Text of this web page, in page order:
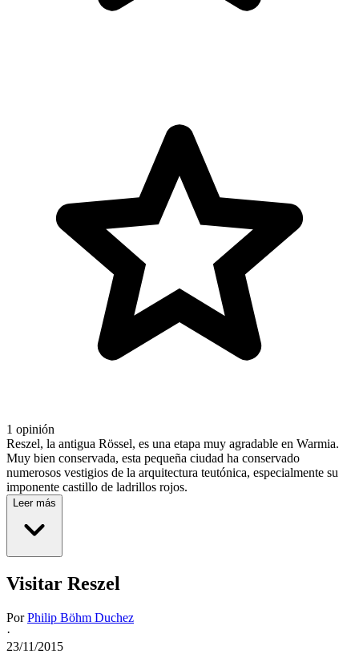
1 opinión
Reszel, la antigua Rössel, es una etapa muy agradable en Warmia.
Muy bien conservada, esta pequeña ciudad ha conservado
numerosos vestigios de la arquitectura teutónica, especialmente su
imponente castillo de ladrillos rojos.
Leer más
Visitar Reszel
PorPhilip Böhm Duchez
·
23/11/2015